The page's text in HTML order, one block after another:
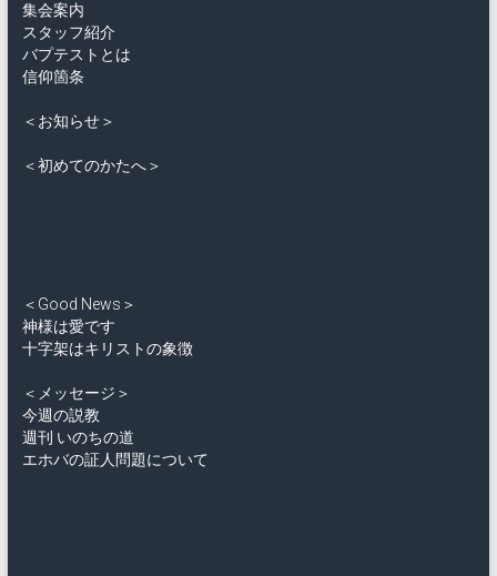
集会案内
スタッフ紹介
バプテストとは
信仰箇条
＜お知らせ＞
＜初めてのかたへ＞
＜Good News＞
神様は愛です
十字架はキリストの象徴
＜メッセージ＞
今週の説教
週刊 いのちの道
エホバの証人問題について